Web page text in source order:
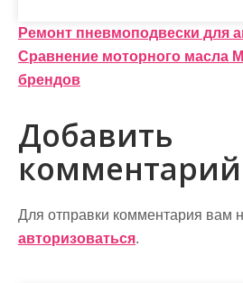
Н
а
и
г
а
ц
Ремонт пневмоподвески для
Сравнение моторного масла
брендов
Добавить
комментарий
Для отправки комментария вам
авторизоваться.